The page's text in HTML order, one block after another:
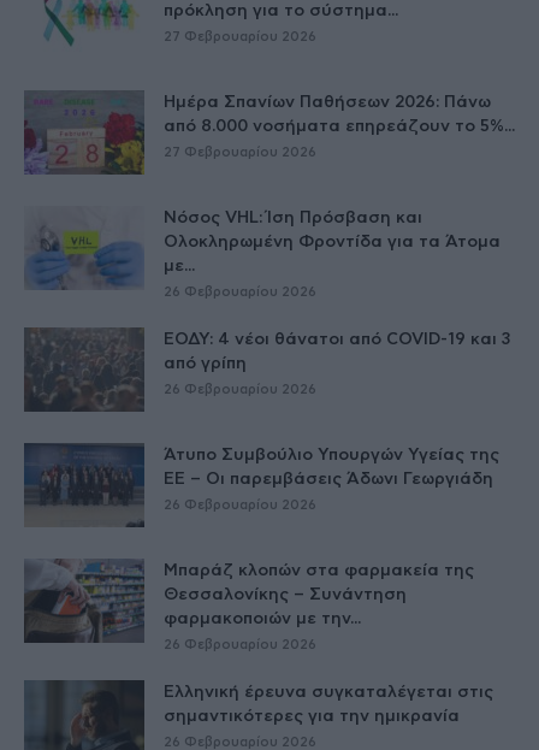
πρόκληση για το σύστημα...
27 Φεβρουαρίου 2026
Ημέρα Σπανίων Παθήσεων 2026: Πάνω
από 8.000 νοσήματα επηρεάζουν το 5%...
27 Φεβρουαρίου 2026
Νόσος VHL: Ίση Πρόσβαση και
Ολοκληρωμένη Φροντίδα για τα Άτομα
με...
26 Φεβρουαρίου 2026
ΕΟΔΥ: 4 νέοι θάνατοι από COVID-19 και 3
από γρίπη
26 Φεβρουαρίου 2026
Άτυπο Συμβούλιο Υπουργών Υγείας της
ΕE – Οι παρεμβάσεις Άδωνι Γεωργιάδη
26 Φεβρουαρίου 2026
Μπαράζ κλοπών στα φαρμακεία της
Θεσσαλονίκης – Συνάντηση
φαρμακοποιών με την...
26 Φεβρουαρίου 2026
Ελληνική έρευνα συγκαταλέγεται στις
σημαντικότερες για την ημικρανία
26 Φεβρουαρίου 2026